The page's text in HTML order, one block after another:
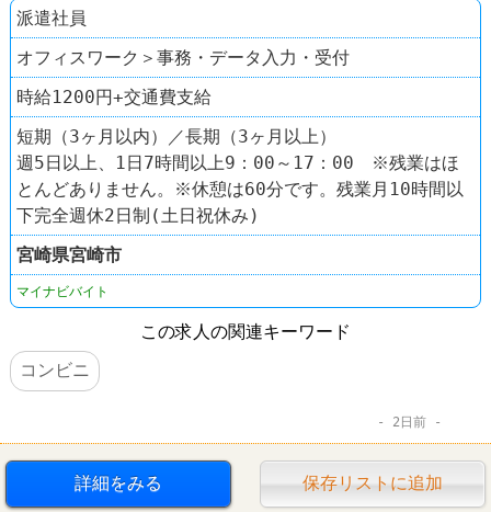
派遣社員
オフィスワーク＞事務・データ入力・受付
時給1200円+交通費支給
短期（3ヶ月以内）／長期（3ヶ月以上）
週5日以上、1日7時間以上9：00～17：00 ※残業はほ
とんどありません。※休憩は60分です。残業月10時間以
下完全週休2日制(土日祝休み)
宮崎県宮崎市
マイナビバイト
この求人の関連キーワード
コンビニ
2日前
詳細をみる 保存リストに追加